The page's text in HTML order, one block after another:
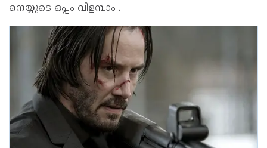
നെയ്യുടെ ഒപ്പം വിളമ്പാം .